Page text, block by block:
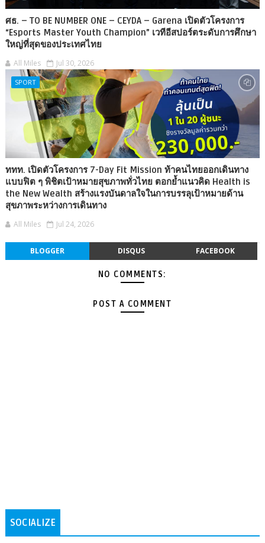
ศธ. – TO BE NUMBER ONE – CEYDA – Garena เปิดตัวโครงการ
“Esports Master Youth Champion” เวทีอีสปอร์ตระดับการศึกษา
ใหญ่ที่สุดของประเทศไทย
All Miles Jul 30, 2026
SPORT
ททท. เปิดตัวโครงการ 7-Day Fit Mission ท้าคนไทยออกเดินทาง
แบบฟิต ๆ พิชิตเป้าหมายสุขภาพทั่วไทย ตอกย้ำแนวคิด Health is
the New Wealth สร้างแรงบันดาลใจในการบรรลุเป้าหมายด้าน
สุขภาพระหว่างการเดินทาง
All Miles Jul 24, 2026
BLOGGER DISQUS FACEBOOK
NO COMMENTS:
POST A COMMENT
SOCIALIZE